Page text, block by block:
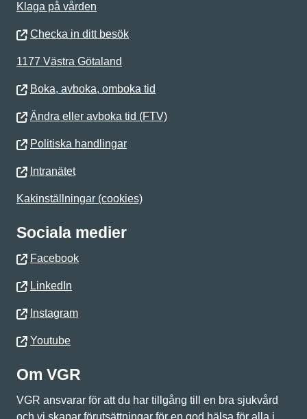
Klaga på vården
Checka in ditt besök
1177 Västra Götaland
Boka, avboka, omboka tid
Ändra eller avboka tid (FTV)
Politiska handlingar
Intranätet
Kakinställningar (cookies)
Sociala medier
Facebook
LinkedIn
Instagram
Youtube
Om VGR
VGR ansvarar för att du har tillgång till en bra sjukvård
och vi skapar förutsättningar för en god hälsa för alla i